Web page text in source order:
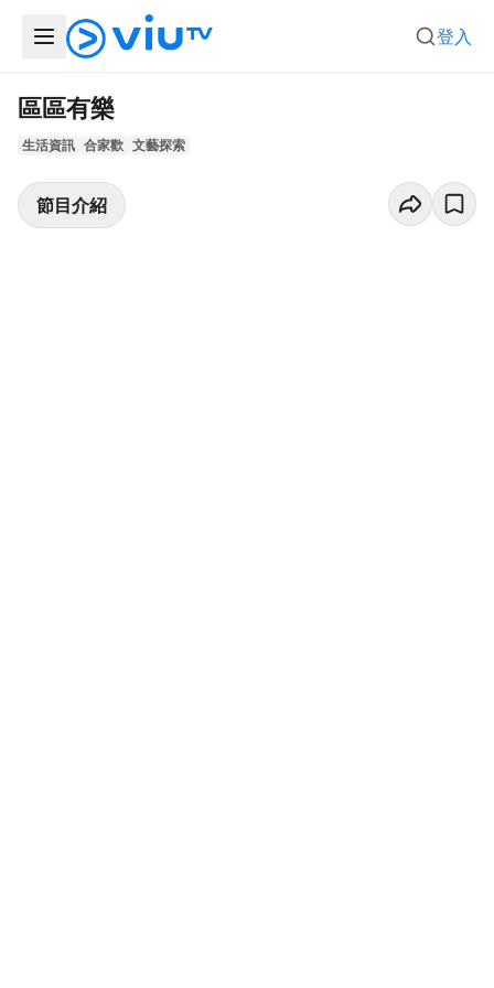
登入
區區有樂
生活資訊 合家歡 文藝探索
節目介紹